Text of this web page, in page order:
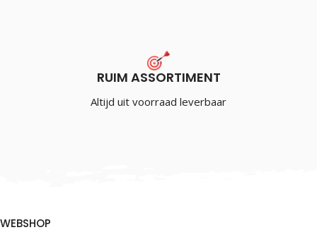
RUIM ASSORTIMENT
Altijd uit voorraad leverbaar
WEBSHOP